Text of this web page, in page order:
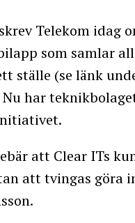
Telekom idag
som samlar
ställe (se länk
har
att Clear ITs
att tvingas göra